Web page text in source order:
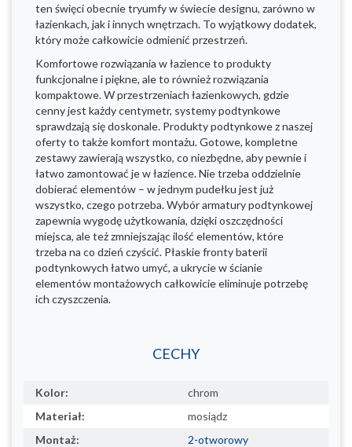
ten święci obecnie tryumfy w świecie designu, zarówno w
łazienkach, jak i innych wnętrzach. To wyjątkowy dodatek,
który może całkowicie odmienić przestrzeń.
Komfortowe rozwiązania w łazience to produkty
funkcjonalne i piękne, ale to również rozwiązania
kompaktowe. W przestrzeniach łazienkowych, gdzie
cenny jest każdy centymetr, systemy podtynkowe
sprawdzają się doskonale. Produkty podtynkowe z naszej
oferty to także komfort montażu. Gotowe, kompletne
zestawy zawierają wszystko, co niezbędne, aby pewnie i
łatwo zamontować je w łazience. Nie trzeba oddzielnie
dobierać elementów – w jednym pudełku jest już
wszystko, czego potrzeba. Wybór armatury podtynkowej
zapewnia wygodę użytkowania, dzięki oszczędności
miejsca, ale też zmniejszając ilość elementów, które
trzeba na co dzień czyścić. Płaskie fronty baterii
podtynkowych łatwo umyć, a ukrycie w ścianie
elementów montażowych całkowicie eliminuje potrzebę
ich czyszczenia.
CECHY
Kolor:
chrom
Materiał:
mosiądz
Montaż:
2-otworowy